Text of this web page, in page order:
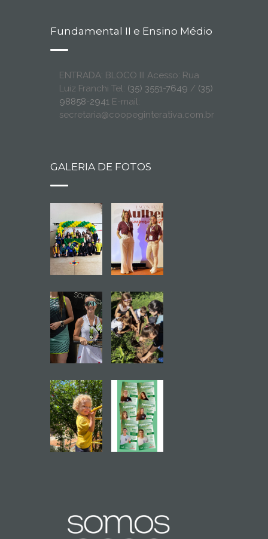
Fundamental II e Ensino Médio
ENTRADA: BLOCO III Acesso: Rua
Luiz Franchi Tel: (35) 3551-7649 / (35)
98858-2941 E-mail:
secretaria@coopeginterativa.com.br
GALERIA DE FOTOS